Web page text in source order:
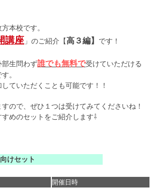
本校です。
講座 」のご紹介【高３編】 です！
部生問わず誰でも無料で受けていただける
。
ていただくことも可能です！！
ので、ぜひ１つは受けてみてくださいね！
めのセットをご紹介します⇩
けセット
開催日時